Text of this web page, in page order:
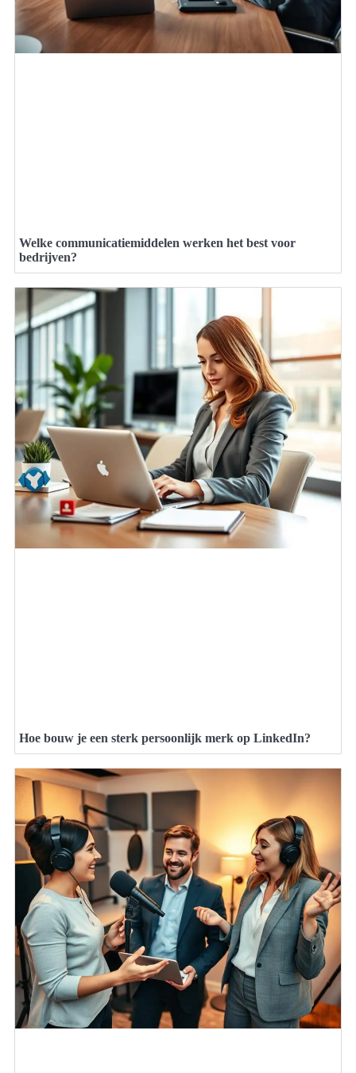
Welke communicatiemiddelen werken het best voor
bedrijven?
Hoe bouw je een sterk persoonlijk merk op LinkedIn?